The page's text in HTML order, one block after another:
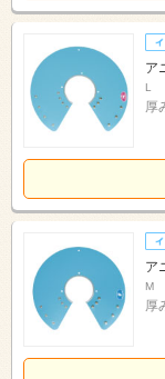
ア
L
厚
ア
M
厚